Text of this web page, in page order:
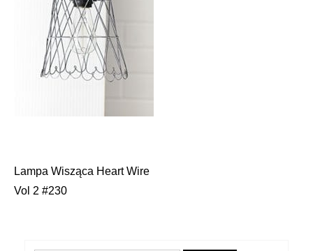
Nawigacja
Lampa Wisząca Heart Wire
Vol 2 #230